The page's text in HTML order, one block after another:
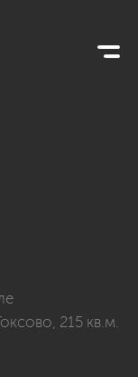
215 кв.м.